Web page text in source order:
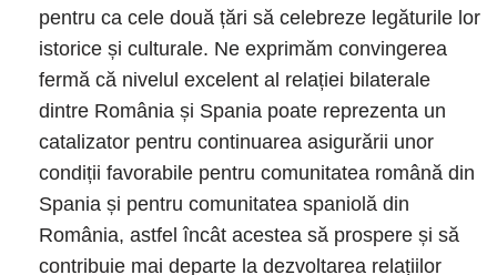
pentru ca cele două țări să celebreze legăturile lor
istorice și culturale. Ne exprimăm convingerea
fermă că nivelul excelent al relației bilaterale
dintre România și Spania poate reprezenta un
catalizator pentru continuarea asigurării unor
condiții favorabile pentru comunitatea română din
Spania și pentru comunitatea spaniolă din
România, astfel încât acestea să prospere și să
contribuie mai departe la dezvoltarea relațiilor